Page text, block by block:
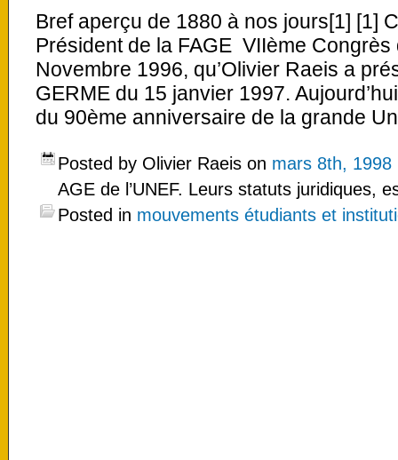
Bref aperçu de 1880 à nos jours[1] [1]
Président de la FAGE VIIème Congrès
Novembre 1996, qu’Olivier Raeis a
GERME du 15 janvier 1997.
du 90ème anniversaire de la grande
Posted by Olivier Raeis on mars 8th, 1998
AGE de l’UNEF. Leurs statuts juridiques,
Posted in mouvements étudiants et